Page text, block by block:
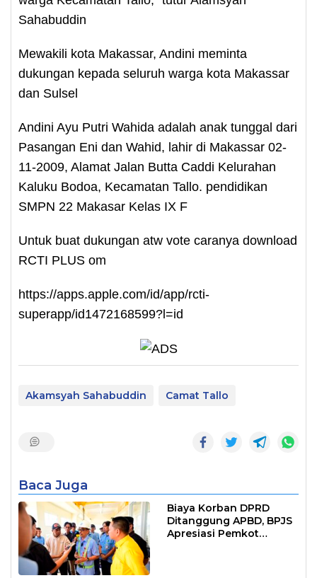
Sahabuddin
Mewakili kota Makassar, Andini meminta
dukungan kepada seluruh warga kota Makassar
dan Sulsel
Andini Ayu Putri Wahida adalah anak tunggal dari
Pasangan Eni dan Wahid, lahir di Makassar 02-
11-2009, Alamat Jalan Butta Caddi Kelurahan
Kaluku Bodoa, Kecamatan Tallo. pendidikan
SMPN 22 Makasar Kelas IX F
Untuk buat dukungan atw vote caranya download
RCTI PLUS om
https://apps.apple.com/id/app/rcti-
superapp/id1472168599?l=id
Akamsyah Sahabuddin Camat Tallo
Baca Juga
Biaya Korban DPRD
Ditanggung APBD, BPJS
Apresiasi Pemkot